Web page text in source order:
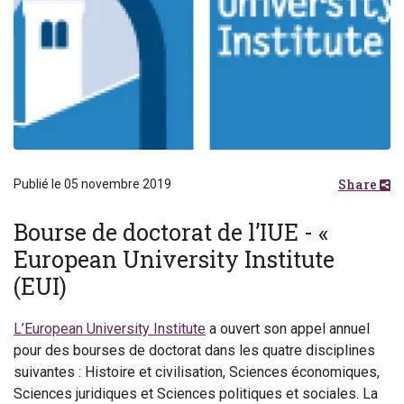
Publié le 05 novembre 2019 Share
Bourse de doctorat de l’IUE - «
European University Institute
(EUI)
L’European University Institute a ouvert son appel annuel
pour des bourses de doctorat dans les quatre disciplines
suivantes : Histoire et civilisation, Sciences économiques,
Sciences juridiques et Sciences politiques et sociales. La